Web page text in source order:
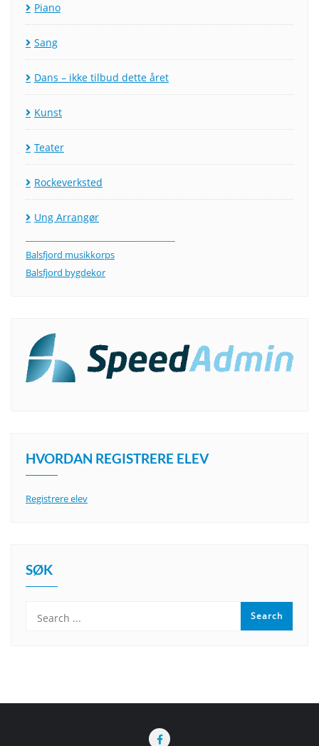
Piano
Sang
Dans – ikke tilbud dette året
Kunst
Teater
Rockeverksted
Ung Arrangør
Balsfjord musikkorps
Balsfjord bygdekor
HVORDAN REGISTRERE ELEV
Registrere elev
SØK